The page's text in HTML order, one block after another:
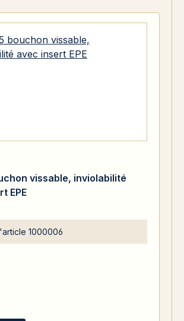
vissable, inviolabilité
EPE
1000006